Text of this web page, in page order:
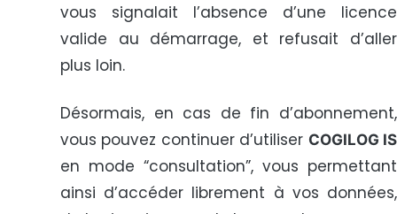
vous signalait l’absence d’une licence
valide au démarrage, et refusait d’aller
plus loin.
Désormais, en cas de fin d’abonnement,
vous pouvez continuer d’utiliser COGILOG IS
en mode “consultation”, vous permettant
ainsi d’accéder librement à vos données,